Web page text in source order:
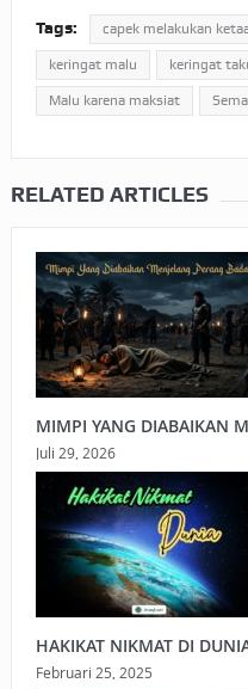
Tags: capek melakukan
keringat malu keringat
Malu karena maksiat
RELATED ARTICLES
MIMPI YANG DIABAIKAN
Juli 29, 2026
HAKIKAT NIKMAT DI
Februari 25, 2025